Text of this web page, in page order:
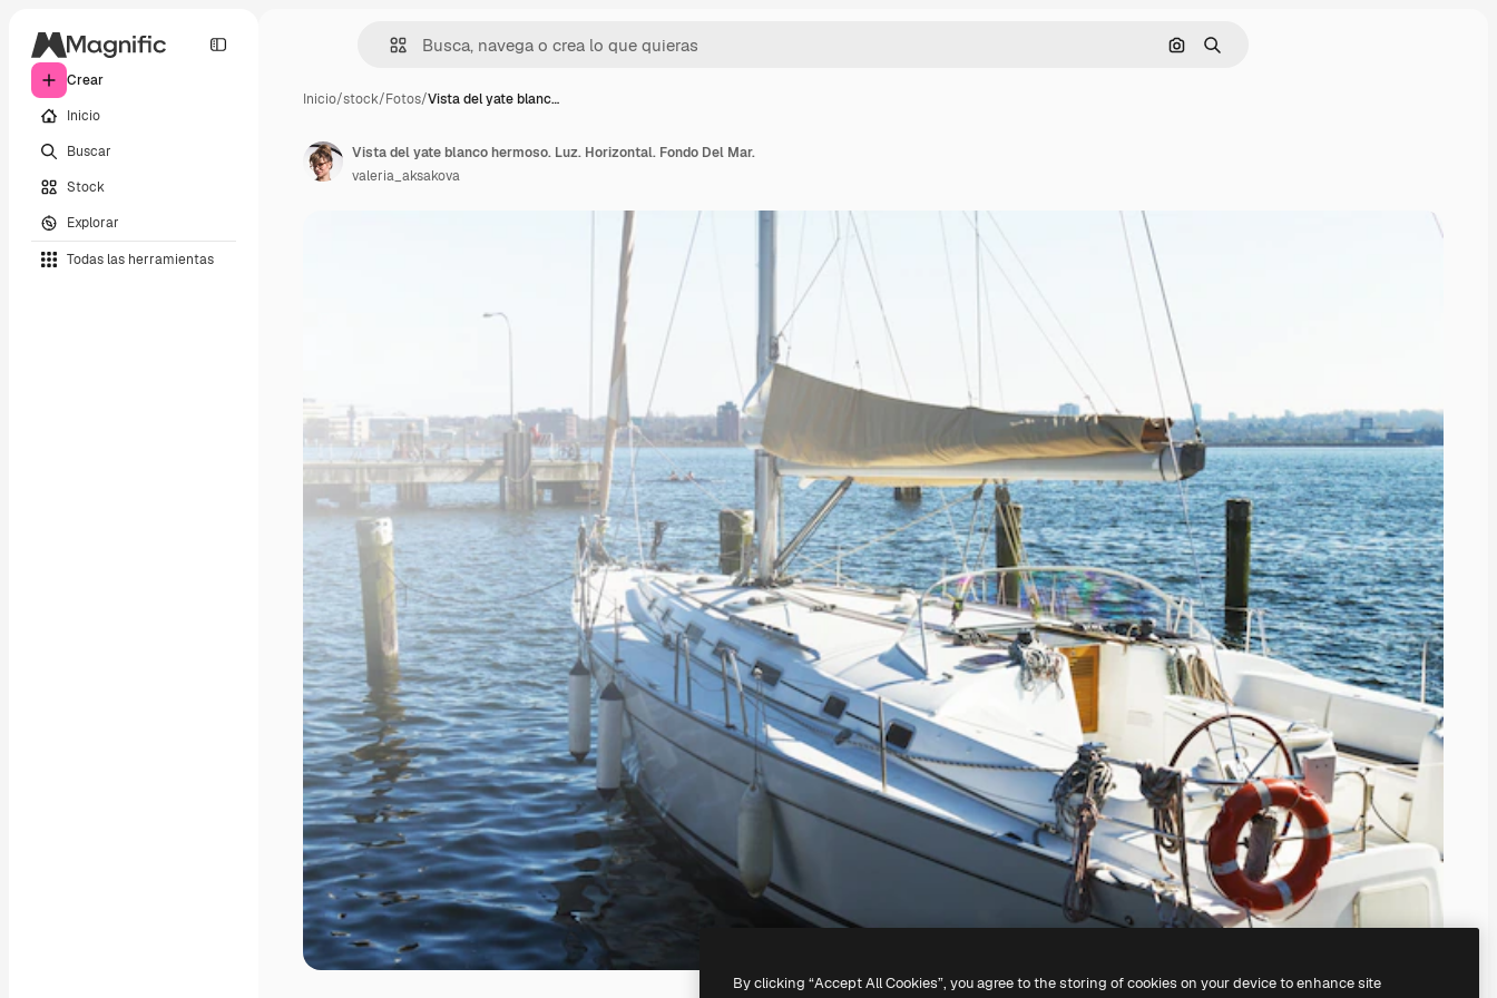
Crear
Inicio
Buscar
Stock
Explorar
Todas las herramientas
Buscar por imagen
Buscar
Inicio/stock/Fotos/Vista del yate blanc…
Vista del yate blanco hermoso. Luz. Horizontal. Fondo Del Mar.
valeria_aksakova
By clicking “Accept All Cookies”, you agree to the storing of cookies on your device to enhance site